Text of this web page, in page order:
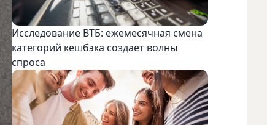
Исследование ВТБ: ежемесячная смена
категорий кешбэка создает волны
спроса